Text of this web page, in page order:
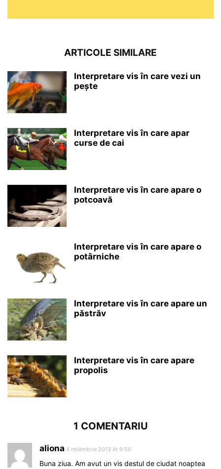
ARTICOLE SIMILARE
Interpretare vis în care vezi un
pește
Interpretare vis în care apar
curse de cai
Interpretare vis în care apare o
potcoavă
Interpretare vis în care apare o
potârniche
Interpretare vis în care apare un
păstrăv
Interpretare vis în care apare
propolis
1 COMENTARIU
aliona 4 noiembrie 2013 At 9:50
Buna ziua. Am avut un vis destul de ciudat noaptea